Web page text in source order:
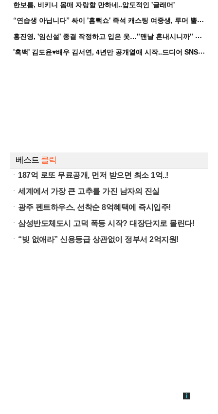
한보름, 비키니 몸매 자랑할 만하네..압도적인 '글래머'
“
연습생 아닙니다” 싸이 '흠뻑쇼' 즉석 캐스팅 여중생, 루머 뿔났다[Oh!쎈 이...
홍
진영, '임신설' 종결 작정하고 입은 옷…"맨날 혼내시니까" 억울
'
흑백' 김도윤♥배우 김서연, 4년만 공개열애 시작..드디어 SNS에 노출 [핫피...